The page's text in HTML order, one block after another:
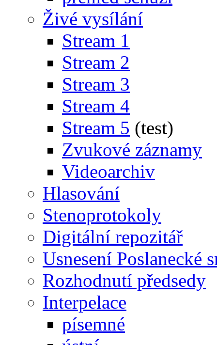
Živé vysílání
Stream 1
Stream 2
Stream 3
Stream 4
Stream 5 (test)
Zvukové záznamy
Videoarchiv
Hlasování
Stenoprotokoly
Digitální repozitář
Usnesení Poslanecké
Rozhodnutí předsedy
Interpelace
písemné